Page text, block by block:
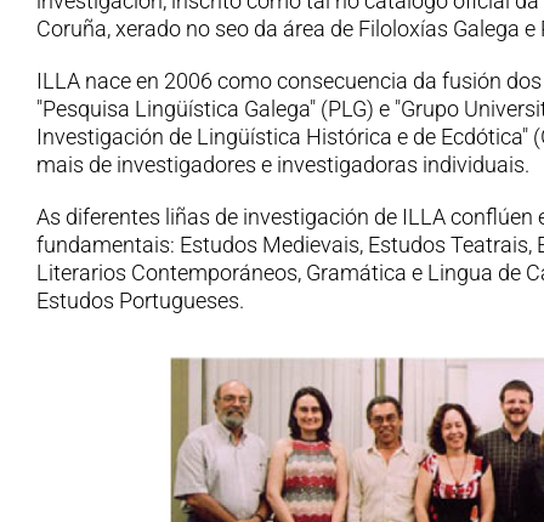
Coruña, xerado no seo da área de Filoloxías Galega e
ILLA nace en 2006 como consecuencia da fusión
"Pesquisa Lingüística Galega" (PLG) e "Grupo
Investigación de Lingüística Histórica e de Ecdótica"
mais de investigadores e investigadoras individuais.
As diferentes liñas de investigación de ILLA conflúen
fundamentais: Estudos Medievais, Estudos Teatrais,
Literarios Contemporáneos, Gramática e Lingua de
Estudos Portugueses.